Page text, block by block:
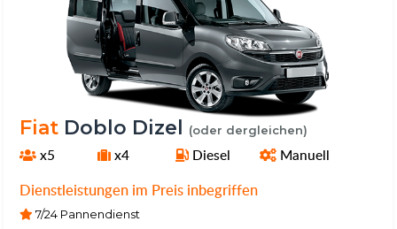
Fiat Doblo Dizel (oder dergleichen)
x5 x4 Diesel Manuell
Dienstleistungen im Preis inbegriffen
7/24 Pannendienst